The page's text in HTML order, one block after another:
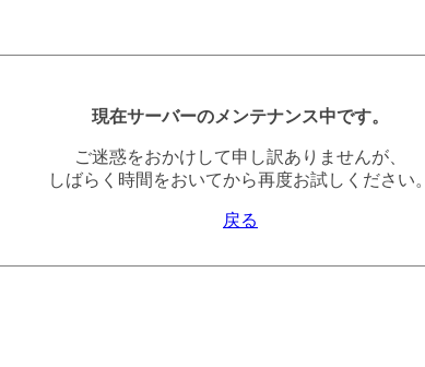
現在サーバーのメンテナンス中です。
ご迷惑をおかけして申し訳ありませんが、
しばらく時間をおいてから再度お試しください。
戻る